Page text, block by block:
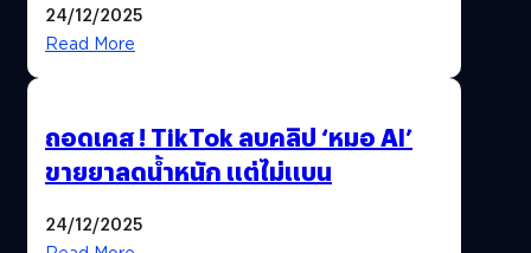
24/12/2025
Read More
ถอดเคส ! TikTok ลบคลิป ‘หมอ AI’
ขายยาลดน้ำหนัก แต่ไม่แบน
24/12/2025